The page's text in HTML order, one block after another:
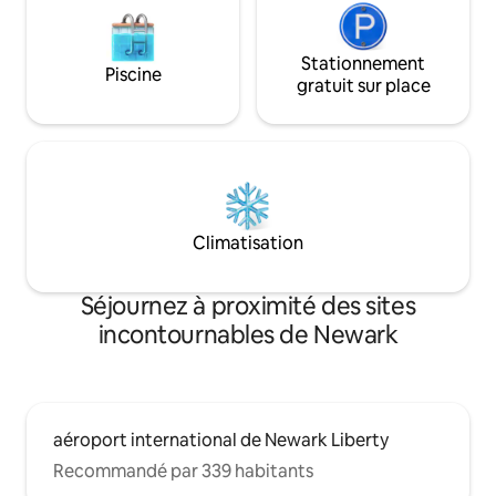
Piscine
Stationnement
gratuit sur place
Climatisation
Séjournez à proximité des sites
incontournables de Newark
aéroport international de Newark Liberty
Recommandé par 339 habitants